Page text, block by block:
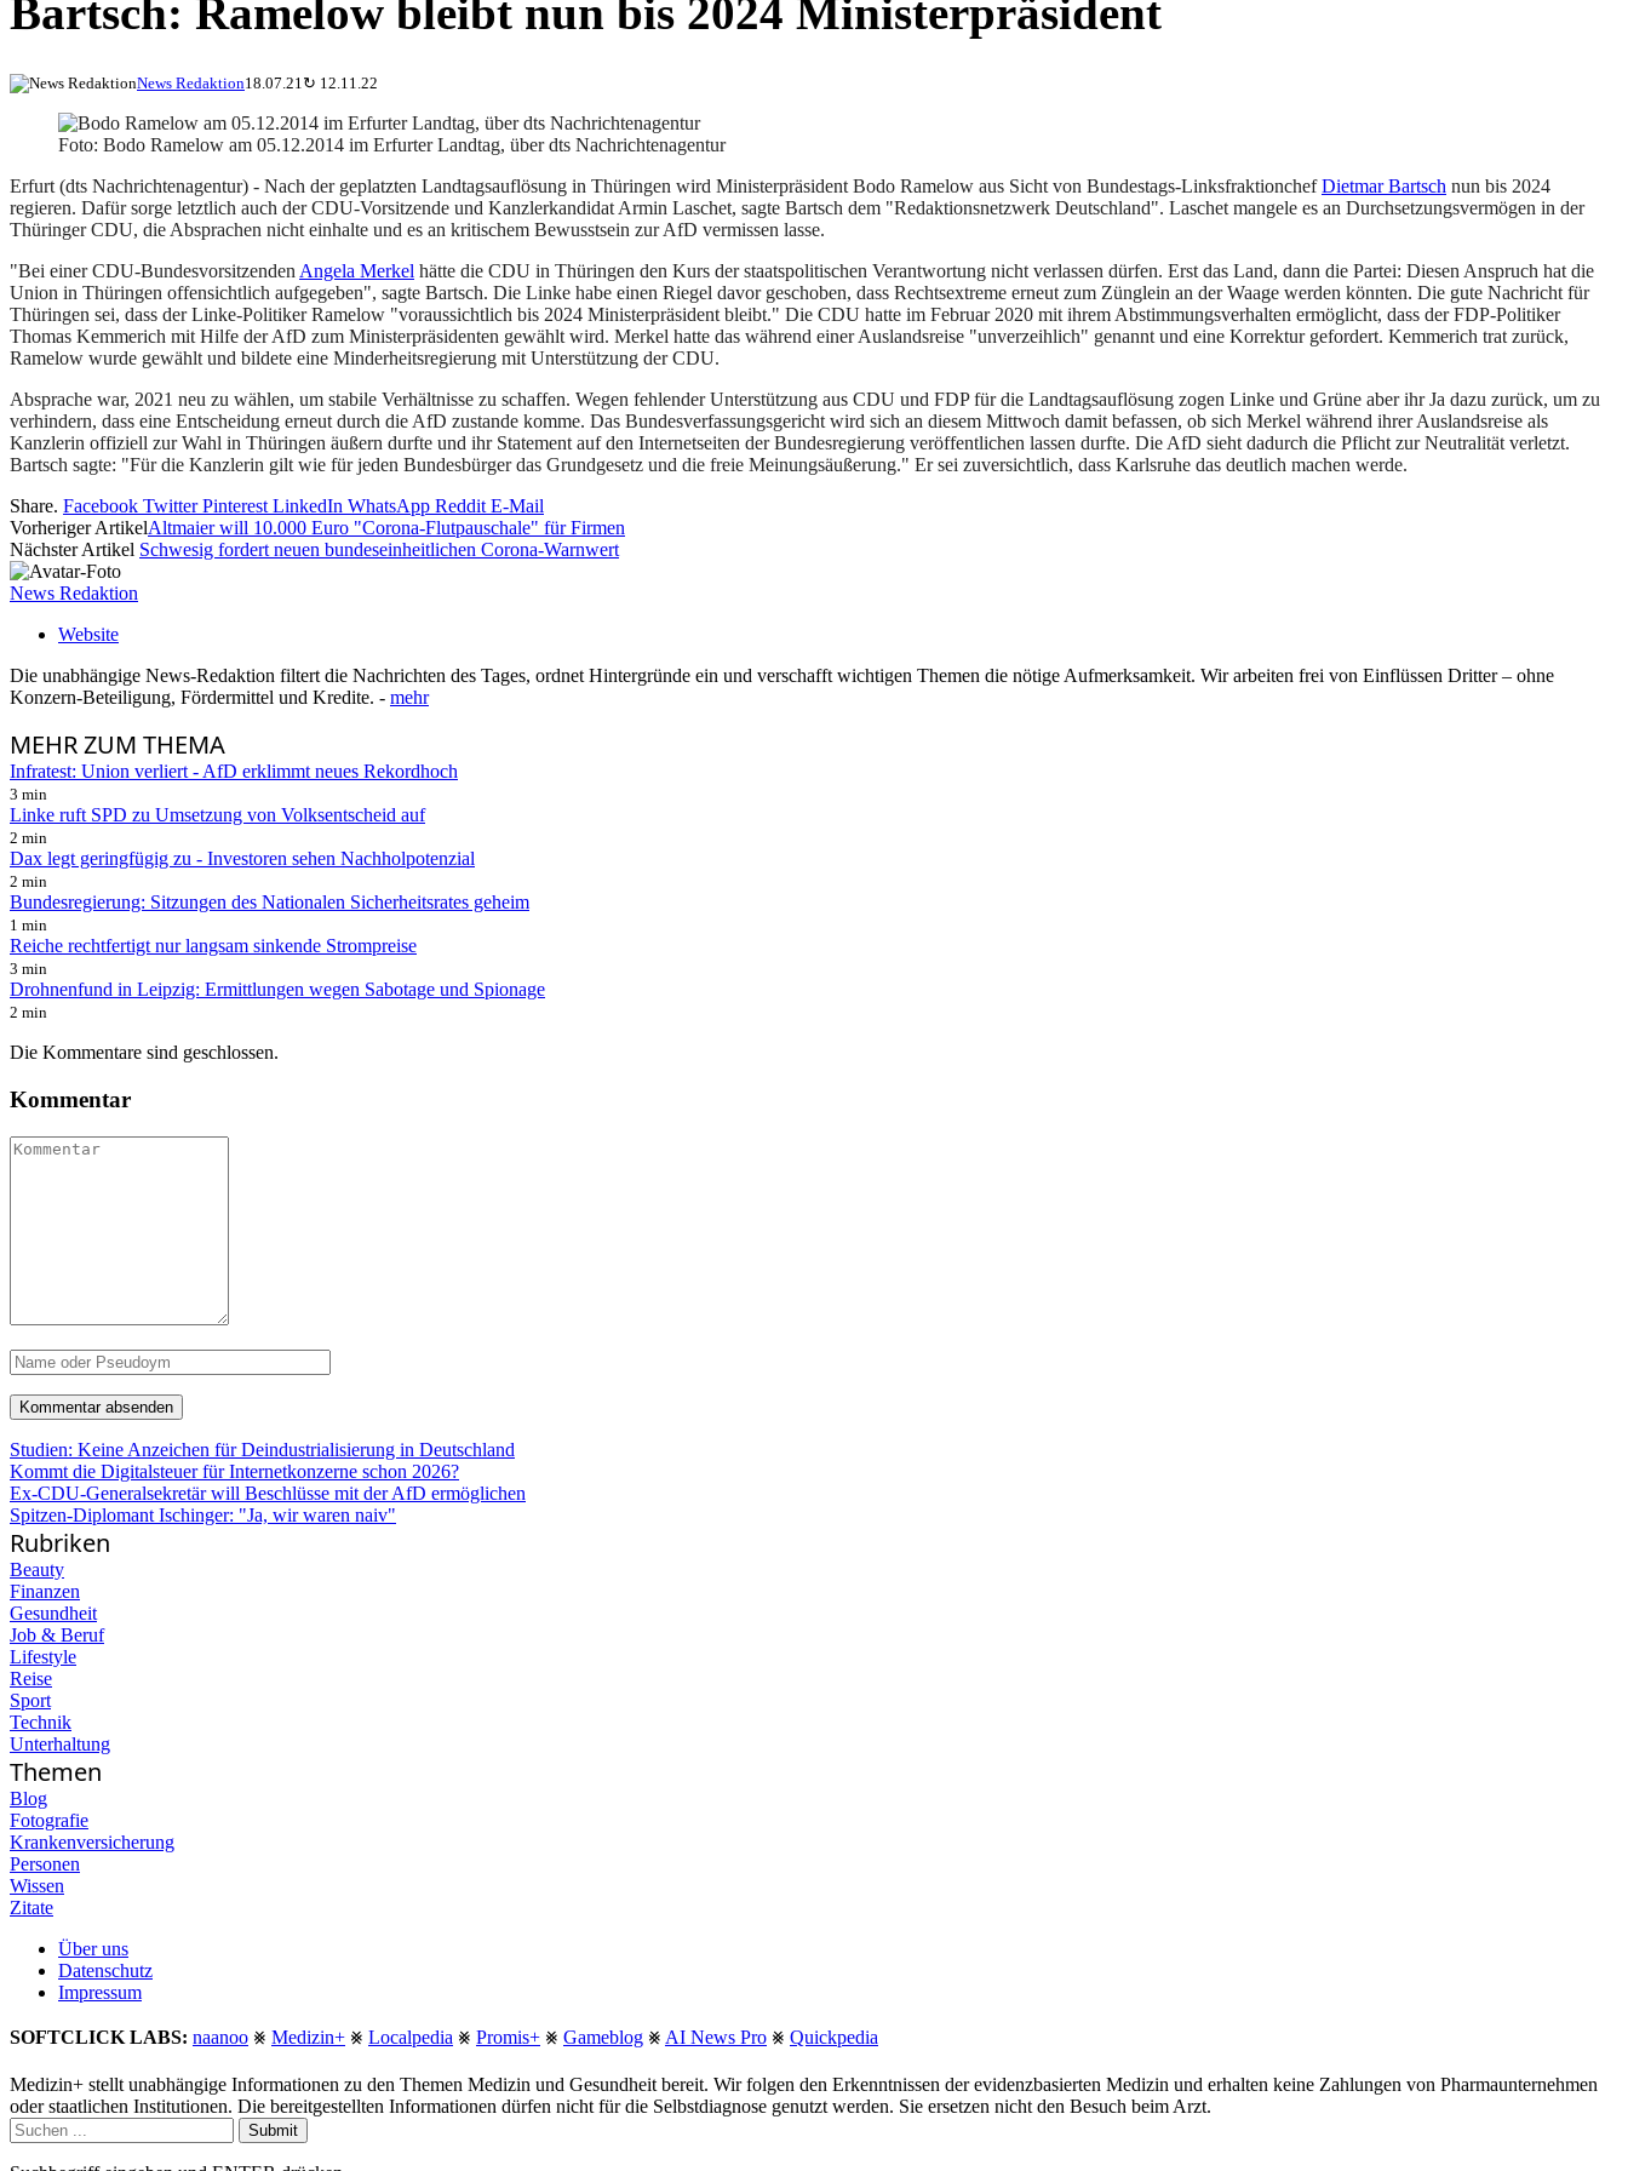
Bartsch: Ramelow bleibt nun bis 2024 Ministerpräsident
News Redaktion18.07.21↻ 12.11.22
Foto: Bodo Ramelow am 05.12.2014 im Erfurter Landtag, über dts Nachrichtenagentur
Erfurt (dts Nachrichtenagentur) - Nach der geplatzten Landtagsauflösung in Thüringen wird Ministerpräsident Bodo Ramelow aus Sicht von Bundestags-LinksfraktionchefDietmar Bartsch nun bis 2024
regieren. Dafür sorge letztlich auch der CDU-Vorsitzende und Kanzlerkandidat Armin Laschet, sagte Bartsch dem "Redaktionsnetzwerk Deutschland". Laschet mangele es an Durchsetzungsvermögen in der
Thüringer CDU, die Absprachen nicht einhalte und es an kritischem Bewusstsein zur AfD vermissen lasse.
"Bei einer CDU-Bundesvorsitzenden Angela Merkel hätte die CDU in Thüringen den Kurs der staatspolitischen Verantwortung nicht verlassen dürfen. Erst das Land, dann die Partei: Diesen Anspruch hat die
Union in Thüringen offensichtlich aufgegeben", sagte Bartsch. Die Linke habe einen Riegel davor geschoben, dass Rechtsextreme erneut zum Zünglein an der Waage werden könnten. Die gute Nachricht für
Thüringen sei, dass der Linke-Politiker Ramelow "voraussichtlich bis 2024 Ministerpräsident bleibt." Die CDU hatte im Februar 2020 mit ihrem Abstimmungsverhalten ermöglicht, dass der FDP-Politiker
Thomas Kemmerich mit Hilfe der AfD zum Ministerpräsidenten gewählt wird. Merkel hatte das während einer Auslandsreise "unverzeihlich" genannt und eine Korrektur gefordert. Kemmerich trat zurück,
Ramelow wurde gewählt und bildete eine Minderheitsregierung mit Unterstützung der CDU.
Absprache war, 2021 neu zu wählen, um stabile Verhältnisse zu schaffen. Wegen fehlender Unterstützung aus CDU und FDP für die Landtagsauflösung zogen Linke und Grüne aber ihr Ja dazu zurück, um zu
verhindern, dass eine Entscheidung erneut durch die AfD zustande komme. Das Bundesverfassungsgericht wird sich an diesem Mittwoch damit befassen, ob sich Merkel während ihrer Auslandsreise als
Kanzlerin offiziell zur Wahl in Thüringen äußern durfte und ihr Statement auf den Internetseiten der Bundesregierung veröffentlichen lassen durfte. Die AfD sieht dadurch die Pflicht zur Neutralität verletzt.
Bartsch sagte: "Für die Kanzlerin gilt wie für jeden Bundesbürger das Grundgesetz und die freie Meinungsäußerung." Er sei zuversichtlich, dass Karlsruhe das deutlich machen werde.
Share. Facebook Twitter Pinterest LinkedIn WhatsApp Reddit E-Mail
Vorheriger ArtikelAltmaier will 10.000 Euro "Corona-Flutpauschale" für Firmen
Nächster Artikel Schwesig fordert neuen bundeseinheitlichen Corona-Warnwert
News Redaktion
Website
Die unabhängige News-Redaktion filtert die Nachrichten des Tages, ordnet Hintergründe ein und verschafft wichtigen Themen die nötige Aufmerksamkeit. Wir arbeiten frei von Einflüssen Dritter – ohne
Konzern-Beteiligung, Fördermittel und Kredite. - mehr
MEHRZUM THEMA
Infratest: Union verliert - AfD erklimmt neues Rekordhoch
3 min
Linke ruft SPD zu Umsetzung von Volksentscheid auf
2 min
Dax legt geringfügig zu - Investoren sehen Nachholpotenzial
2 min
Bundesregierung: Sitzungen des Nationalen Sicherheitsrates geheim
1 min
Reiche rechtfertigt nur langsam sinkende Strompreise
3 min
Drohnenfund in Leipzig: Ermittlungen wegen Sabotage und Spionage
2 min
Die Kommentare sind geschlossen.
Kommentar
Studien: Keine Anzeichen für Deindustrialisierung in Deutschland
Kommt die Digitalsteuer für Internetkonzerne schon 2026?
Ex-CDU-Generalsekretär will Beschlüsse mit der AfD ermöglichen
Spitzen-Diplomant Ischinger: "Ja, wir waren naiv"
Rubriken
Beauty
Finanzen
Gesundheit
Job & Beruf
Lifestyle
Reise
Sport
Technik
Unterhaltung
Themen
Blog
Fotografie
Krankenversicherung
Personen
Wissen
Zitate
Über uns
Datenschutz
Impressum
SOFTCLICK LABS: naanoo ⨳ Medizin+ ⨳ Localpedia ⨳ Promis+ ⨳ Gameblog ⨳ AI News Pro ⨳ Quickpedia
Medizin+ stellt unabhängige Informationen zu den Themen Medizin und Gesundheit bereit. Wir folgen den Erkenntnissen der evidenzbasierten Medizin und erhalten keine Zahlungen von Pharmaunternehmen
oder staatlichen Institutionen. Die bereitgestellten Informationen dürfen nicht für die Selbstdiagnose genutzt werden. Sie ersetzen nicht den Besuch beim Arzt.
Submit